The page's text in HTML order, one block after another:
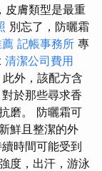
皮膚類型是最重
別忘了，防曬霜
記帳事務所 專
清潔公司費用
外，該配方含
於那些尋求香
磨。 防曬霜可
鮮且整潔的外
時間可能受到
度，出汗，游泳